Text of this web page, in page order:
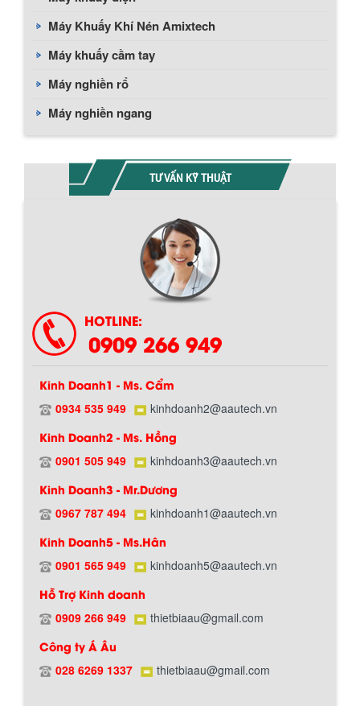
Máy Khuấy Khí Nén Amixtech
Máy khuấy cầm tay
Máy nghiền rổ
Máy nghiền ngang
TƯ VẤN KỸ THUẬT
HOTLINE:
0909 266 949
Kinh Doanh1 - Ms. Cẩm
0934 535 949 kinhdoanh2@aautech.vn
Kinh Doanh2 - Ms. Hồng
0901 505 949 kinhdoanh3@aautech.vn
Kinh Doanh3 - Mr.Dương
0967 787 494 kinhdoanh1@aautech.vn
Kinh Doanh5 - Ms.Hân
0901 565 949 kinhdoanh5@aautech.vn
Hỗ Trợ Kinh doanh
0909 266 949 thietbiaau@gmail.com
Công ty Á Âu
028 6269 1337 thietbiaau@gmail.com